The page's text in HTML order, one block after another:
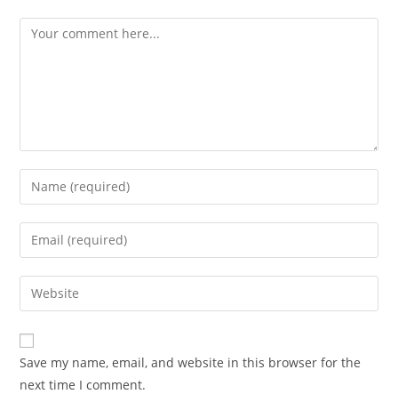
Comment
Enter
your
name
comment
Enter
your
email
address
comment
Enter
your
website
URL
(optional)
Save my name, email, and website in this browser for the
next time I comment.